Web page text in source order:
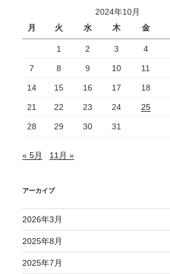
2024年10月
月
火 水 木 金
1 2 3 4
7 8 9 10 11
14 15 16 17 18
21 22 23 24 25
28 29 30 31
« 5月 11月 »
アーカイブ
2026年3月
2025年8月
2025年7月